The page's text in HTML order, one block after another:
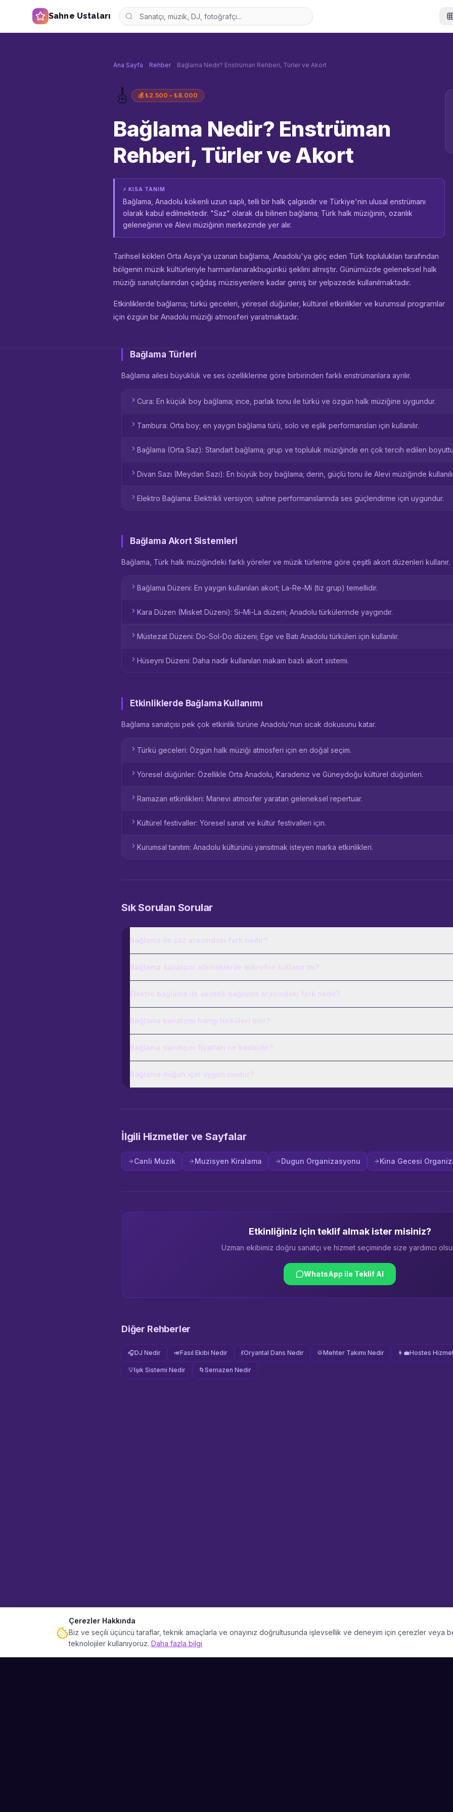
Sahne Ustaları
Ana Sayfa Rehber Bağlama Nedir? Enstrüman Rehberi, Türler ve Akort
🎸 💰₺2.500 – ₺8.000
Bağlama Nedir? Enstrüman
Rehberi, Türler ve Akort
⚡ KISA TANIM
Bağlama, Anadolu kökenli uzun saplı, telli bir halk çalgısıdır ve Türkiye'nin ulusal enstrümanı
olarak kabul edilmektedir. "Saz" olarak da bilinen bağlama; Türk halk müziğinin, ozanlık
geleneğinin ve Alevi müziğinin merkezinde yer alır.
Tarihsel kökleri Orta Asya'ya uzanan bağlama, Anadolu'ya göç eden Türk toplulukları tarafından
bölgenin müzik kültürleriyle harmanlanarakbugünkü şeklini almıştır. Günümüzde geleneksel halk
müziği sanatçılarından çağdaş müzisyenlere kadar geniş bir yelpazede kullanılmaktadır.
Etkinliklerde bağlama; türkü geceleri, yöresel düğünler, kültürel etkinlikler ve kurumsal programlar
için özgün bir Anadolu müziği atmosferi yaratmaktadır.
Bağlama Türleri
Bağlama ailesi büyüklük ve ses özelliklerine göre birbirinden farklı enstrümanlara ayrılır.
Cura: En küçük boy bağlama; ince, parlak tonu ile türkü ve özgün halk müziğine uygundur.
Tambura: Orta boy; en yaygın bağlama türü, solo ve eşlik performansları için kullanılır.
Bağlama (Orta Saz): Standart bağlama; grup ve topluluk müziğinde en çok tercih edilen
Divan Sazı (Meydan Sazı): En büyük boy bağlama; derin, güçlü tonu ile Alevi müziğinde
Elektro Bağlama: Elektrikli versiyon; sahne performanslarında ses güçlendirme için uygundur.
Bağlama Akort Sistemleri
Bağlama, Türk halk müziğindeki farklı yöreler ve müzik türlerine göre çeşitli akort düzenleri kullanır.
Bağlama Düzeni: En yaygın kullanılan akort; La-Re-Mi (tiz grup) temellidir.
Kara Düzen (Misket Düzeni): Si-Mi-La düzeni; Anadolu türkülerinde yaygındır.
Müstezat Düzeni: Do-Sol-Do düzeni; Ege ve Batı Anadolu türküleri için kullanılır.
Hüseyni Düzeni: Daha nadir kullanılan makam bazlı akort sistemi.
Etkinliklerde Bağlama Kullanımı
Bağlama sanatçısı pek çok etkinlik türüne Anadolu'nun sıcak dokusunu katar.
Türkü geceleri: Özgün halk müziği atmosferi için en doğal seçim.
Yöresel düğünler: Özellikle Orta Anadolu, Karadeniz ve Güneydoğu kültürel düğünleri.
Ramazan etkinlikleri: Manevi atmosfer yaratan geleneksel repertuar.
Kültürel festivaller: Yöresel sanat ve kültür festivalleri için.
Kurumsal tanıtım: Anadolu kültürünü yansıtmak isteyen marka etkinlikleri.
Sık Sorulan Sorular
Bağlama ile saz arasındaki fark nedir?
Bağlama sanatçısı etkinliklerde mikrofon kullanır mı?
Elektro bağlama ile akustik bağlama arasındaki fark nedir?
Bağlama sanatçısı hangi türküleri bilir?
Bağlama sanatçısı fiyatları ne kadardır?
Bağlama düğün için uygun mudur?
İlgili Hizmetler ve Sayfalar
Canli Muzik Muzisyen Kiralama Dugun Organizasyonu Kina Gecesi
Etkinliğiniz için teklif almak ister misiniz?
Uzman ekibimiz doğru sanatçı ve hizmet seçiminde size yardımcı
WhatsApp ile Teklif Al
Diğer Rehberler
🎧DJ Nedir 🎺Fasıl Ekibi Nedir 💃Oryantal Dans Nedir 🥁Mehter Takımı Nedir 👩‍💼Hostes
💡Işık Sistemi Nedir 🌀 Semazen Nedir
Çerezler Hakkında
Biz ve seçili üçüncü taraflar, teknik amaçlarla ve onayınız doğrultusunda işlevsellik ve deneyim için çerezler veya
teknolojiler kullanıyoruz. Daha fazla bilgi